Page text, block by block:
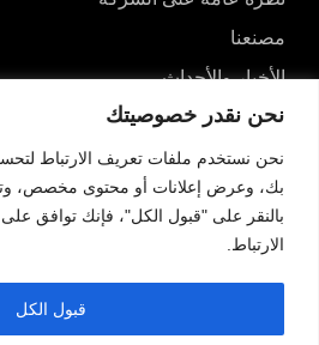
نحن نقدر خصوصيتك
نحن نستخدم ملفات تعريف الارتباط
بك، وعرض إعلانات أو محتوى مخصص،
بالنقر على "قبول الكل"، فإنك توافق
الارتباط.
قبول الكل
مصنعنا
الأخبار والأحداث
مقاطع الفيديو
المدونات
اتصل بنا
اتصل بنا
رقم 526، طريق دونغآن
تشونغشان، قوانغدونغ، الصين